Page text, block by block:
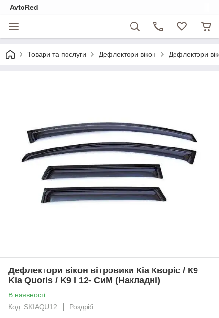
AvtoRed
Товари та послуги Дефлектори вікон Дефлектори
Дефлектори вікон вітровики Кіа Кворіс / К9
Kia Quoris / K9 I 12- СиМ (Накладні)
В наявності
Код: SKIAQU12
Роздріб